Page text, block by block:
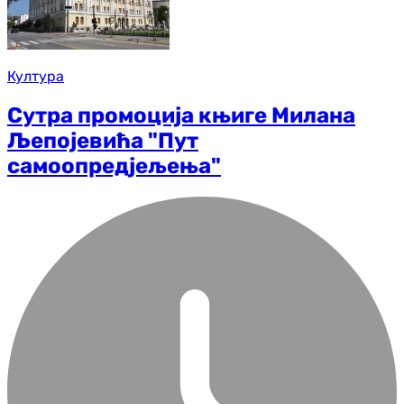
Култура
Сутра промоција књиге Милана
Љепојевића "Пут
самоопредјељења"